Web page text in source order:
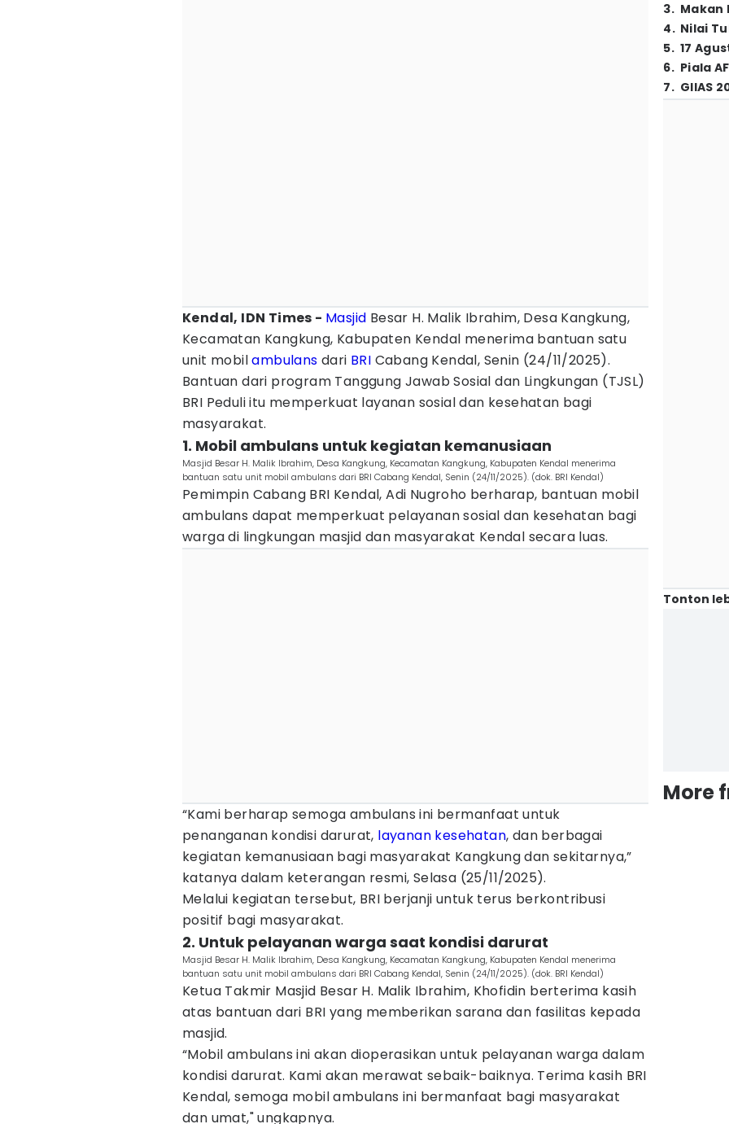
Kendal, IDN Times - Masjid Besar H. Malik Ibrahim, Desa Kangkung,
Kecamatan Kangkung, Kabupaten Kendal menerima bantuan satu
unit mobilambulans dari BRI Cabang Kendal, Senin (24/11/2025).
Bantuan dari program Tanggung Jawab Sosial dan Lingkungan (TJSL)
BRI Peduli itu memperkuat layanan sosial dan kesehatan bagi
masyarakat.
1. Mobil ambulans untuk kegiatan kemanusiaan
Masjid Besar H. Malik Ibrahim, Desa Kangkung, Kecamatan Kangkung, Kabupaten Kendal menerima
bantuan satu unit mobil ambulans dari BRI Cabang Kendal, Senin (24/11/2025). (dok. BRI Kendal)
Pemimpin Cabang BRI Kendal, Adi Nugroho berharap, bantuan mobil
ambulans dapat memperkuat pelayanan sosial dan kesehatan bagi
warga di lingkungan masjid dan masyarakat Kendal secara luas.
“Kami berharap semoga ambulans ini bermanfaat untuk
penanganan kondisi darurat, layanan kesehatan, dan berbagai
kegiatan kemanusiaan bagi masyarakat Kangkung dan sekitarnya,”
katanya dalam keterangan resmi, Selasa (25/11/2025).
Melalui kegiatan tersebut, BRI berjanji untuk terus berkontribusi
positif bagi masyarakat.
2. Untuk pelayanan warga saat kondisi darurat
Masjid Besar H. Malik Ibrahim, Desa Kangkung, Kecamatan Kangkung, Kabupaten Kendal menerima
bantuan satu unit mobil ambulans dari BRI Cabang Kendal, Senin (24/11/2025). (dok. BRI Kendal)
Ketua Takmir Masjid Besar H. Malik Ibrahim, Khofidin berterima kasih
atas bantuan dari BRI yang memberikan sarana dan fasilitas kepada
masjid.
“Mobil ambulans ini akan dioperasikan untuk pelayanan warga dalam
kondisi darurat. Kami akan merawat sebaik-baiknya. Terima kasih BRI
Kendal, semoga mobil ambulans ini bermanfaat bagi masyarakat
dan umat," ungkapnya.
3. Makan
4. Nilai
5. 17
6. Piala
7. GIIAS
Tonton
More